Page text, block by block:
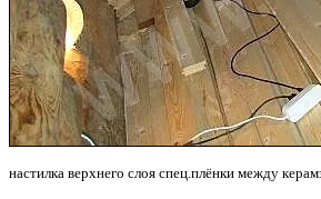
настилка верхнего слоя спец.плёнки между